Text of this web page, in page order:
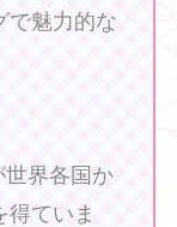
で魅力的な
界各国か
得ていま